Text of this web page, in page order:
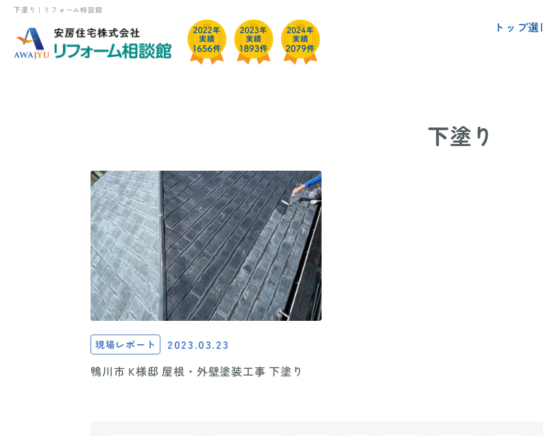
下塗り｜リフォーム相談館
トップ選
下塗り
現場レポート 2023.03.23
鴨川市 K様邸 屋根・外壁塗装工事 下塗り